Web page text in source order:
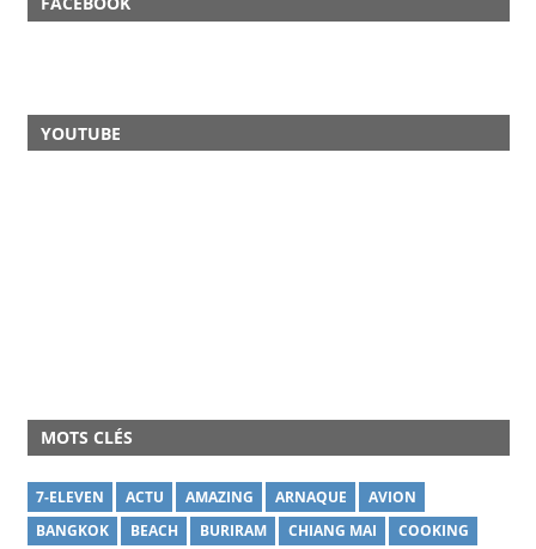
YOUTUBE
MOTS CLÉS
7-ELEVEN ACTU AMAZING ARNAQUE
AVION
BANGKOK
BEACH BURIRAM CHIANG MAI
COOKING